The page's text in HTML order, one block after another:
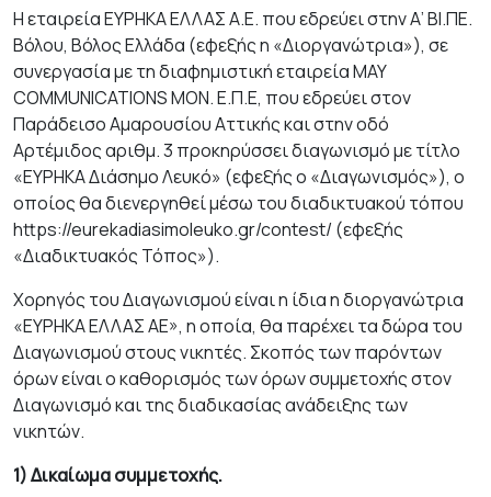
Η εταιρεία ΕΥΡΗΚΑ ΕΛΛΑΣ Α.Ε. που εδρεύει στην Α’ ΒΙ.ΠΕ.
Βόλου, Βόλος Ελλάδα (εφεξής η «Διοργανώτρια»), σε
συνεργασία με τη διαφημιστική εταιρεία MAY
COMMUNICATIONS ΜΟΝ. Ε.Π.Ε, που εδρεύει στον
Παράδεισο Αμαρουσίου Αττικής και στην οδό
Αρτέμιδος αριθμ. 3 προκηρύσσει διαγωνισμό με τίτλο
«ΕΥΡΗΚΑ Διάσημο Λευκό» (εφεξής ο «Διαγωνισμός»), ο
οποίος θα διενεργηθεί μέσω του διαδικτυακού τόπου
https://eurekadiasimoleuko.gr/contest/ (εφεξής
«Διαδικτυακός Τόπος»).
Χορηγός του Διαγωνισμού είναι η ίδια η διοργανώτρια
«ΕΥΡΗΚΑ ΕΛΛΑΣ AE», η οποία, θα παρέχει τα δώρα του
Διαγωνισμού στους νικητές. Σκοπός των παρόντων
όρων είναι ο καθορισμός των όρων συμμετοχής στον
Διαγωνισμό και της διαδικασίας ανάδειξης των
νικητών.
1) Δικαίωμα συμμετοχής.